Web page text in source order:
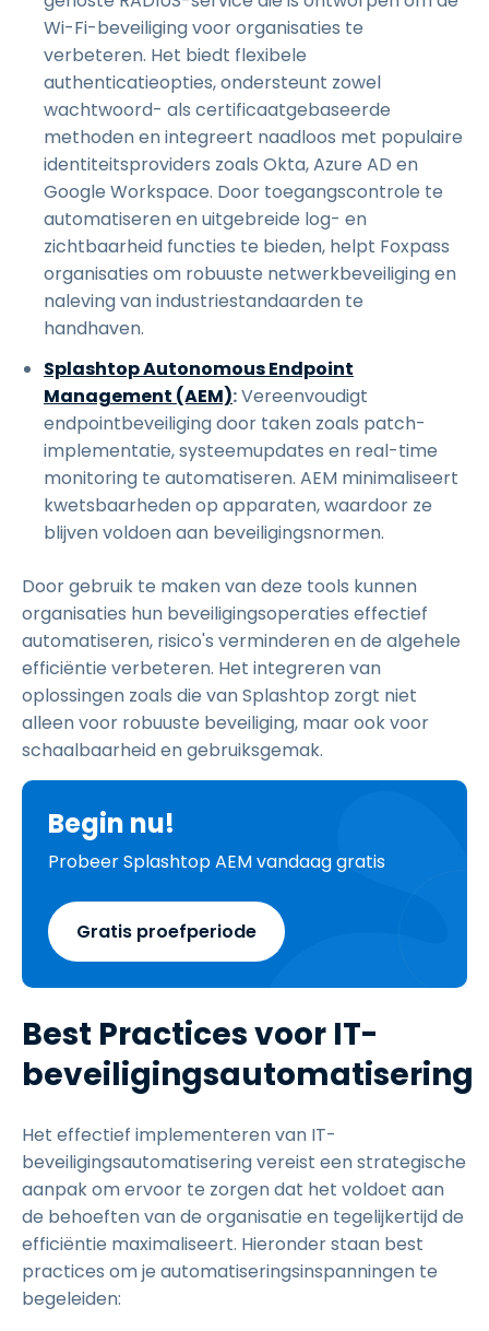
Wi-Fi-beveiliging voor organisaties te
verbeteren. Het biedt flexibele
authenticatieopties, ondersteunt zowel
wachtwoord- als certificaatgebaseerde
methoden en integreert naadloos met populaire
identiteitsproviders zoals Okta, Azure AD en
Google Workspace. Door toegangscontrole te
automatiseren en uitgebreide log- en
zichtbaarheid functies te bieden, helpt Foxpass
organisaties om robuuste netwerkbeveiliging en
naleving van industriestandaarden te
handhaven.
Splashtop Autonomous Endpoint
Management (AEM):Vereenvoudigt
endpointbeveiliging door taken zoals patch-
implementatie, systeemupdates en real-time
monitoring te automatiseren. AEM minimaliseert
kwetsbaarheden op apparaten, waardoor ze
blijven voldoen aan beveiligingsnormen.
Door gebruik te maken van deze tools kunnen
organisaties hun beveiligingsoperaties effectief
automatiseren, risico's verminderen en de algehele
efficiëntie verbeteren. Het integreren van
oplossingen zoals die van Splashtop zorgt niet
alleen voor robuuste beveiliging, maar ook voor
schaalbaarheid en gebruiksgemak.
Begin nu!
Probeer Splashtop AEM vandaag gratis
Gratis proefperiode
Best Practices voor IT-
beveiligingsautomatisering
Het effectief implementeren van IT-
beveiligingsautomatisering vereist een strategische
aanpak om ervoor te zorgen dat het voldoet aan
de behoeften van de organisatie en tegelijkertijd de
efficiëntie maximaliseert. Hieronder staan best
practices om je automatiseringsinspanningen te
begeleiden: